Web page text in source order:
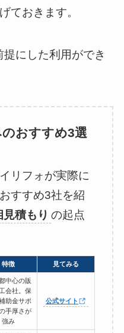
ておきます。
にした利用ができ
おすすめ3選
リフォが実際に
すすめ3社を紹
積もり の起点
特徴 見てみる
中心の販
会社。保
助金サポ
手厚さが
強み
公式サイト